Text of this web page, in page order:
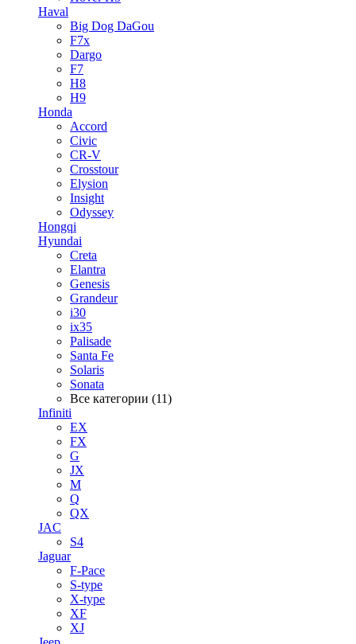
Haval
Big Dog DaGou
F7x
Dargo
F7
H8
H9
Honda
Accord
Civic
CR-V
Crosstour
Elysion
Insight
Odyssey
Hongqi
Hyundai
Creta
Elantra
Genesis
Grandeur
i30
ix35
Palisade
Santa Fe
Solaris
Sonata
Все категории (11)
Infiniti
EX
FX
G
JX
M
Q
QX
JAC
S4
Jaguar
F-Pace
S-type
X-type
XF
XJ